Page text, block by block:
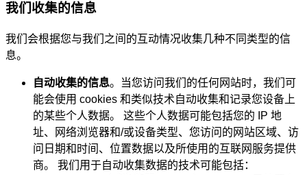
我们收集的信息
我们会根据您与我们之间的互动情况收集几种不同类型的信
息。
自动收集的信息。当您访问我们的任何网站时，我们可
能会使用 cookies 和类似技术自动收集和记录您设备上
的某些个人数据。 这些个人数据可能包括您的 IP 地
址、网络浏览器和/或设备类型、您访问的网站区域、访
问日期和时间、位置数据以及所使用的互联网服务提供
商。 我们用于自动收集数据的技术可能包括：